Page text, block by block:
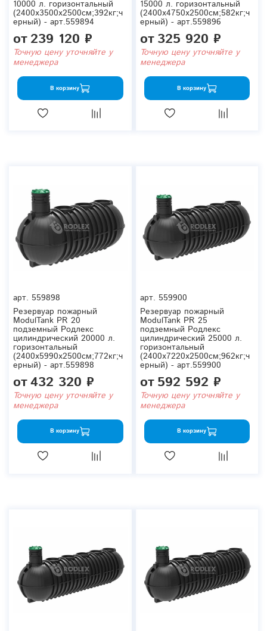
10000 л. горизонтальный
(2400x3500x2500см;392кг;ч
ерный) - арт.559894
от239 120 ₽
Точную цену уточняйте у
менеджера
В корзину
15000 л. горизонтальный
(2400x4750x2500см;582кг;ч
ерный) - арт.559896
от325 920 ₽
Точную цену уточняйте у
менеджера
В корзину
арт. 559898
Резервуар пожарный
ModulTank PR 20
подземный Родлекс
цилиндрический 20000 л.
горизонтальный
(2400x5990x2500см;772кг;ч
ерный) - арт.559898
от432 320 ₽
Точную цену уточняйте у
менеджера
В корзину
арт. 559900
Резервуар пожарный
ModulTank PR 25
подземный Родлекс
цилиндрический 25000 л.
горизонтальный
(2400x7220x2500см;962кг;ч
ерный) - арт.559900
от592 592 ₽
Точную цену уточняйте у
менеджера
В корзину